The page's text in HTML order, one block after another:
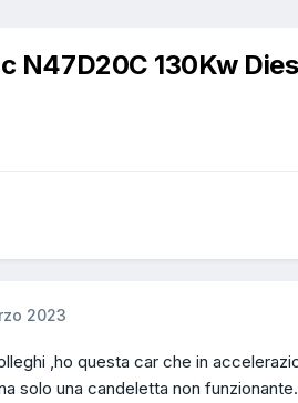
N47D20C 130Kw
2023
,ho questa car che in
solo una candeletta non